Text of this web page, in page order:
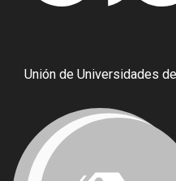
Unión de Universidades